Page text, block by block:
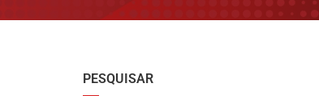
PESQUISAR